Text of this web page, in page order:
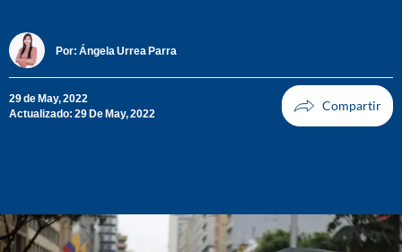
Por: Ángela Urrea Parra
29 de May, 2022
Actualizado: 29 De May, 2022